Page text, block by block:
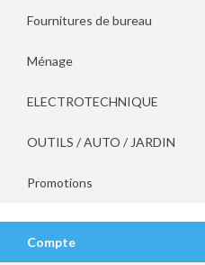
Fournitures de bureau
Ménage
ELECTROTECHNIQUE
OUTILS / AUTO / JARDIN
Promotions
Compte